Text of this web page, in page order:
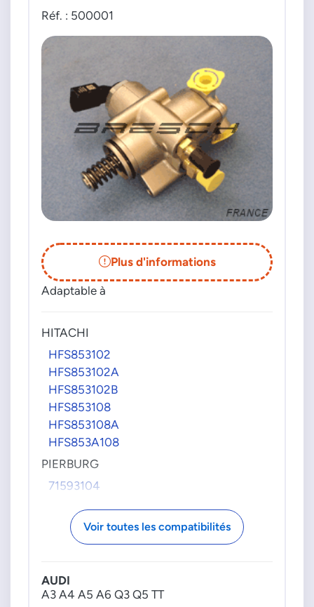
Réf. : 500001
Plus d'informations
Adaptable à
HITACHI
HFS853102
HFS853102A
HFS853102B
HFS853108
HFS853108A
HFS853A108
PIERBURG
71593104
VAG GROUPE
06D133400A
06F127025F
06F127025H
Voir toutes les compatibilités
AUDI
A3 A4 A5 A6 Q3 Q5 TT